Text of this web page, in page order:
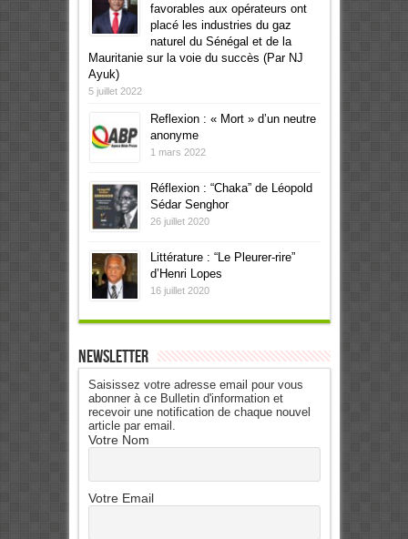
favorables aux opérateurs ont
placé les industries du gaz
naturel du Sénégal et de la
Mauritanie sur la voie du succès (Par NJ
Ayuk)
5 juillet 2022
Reflexion : « Mort » d’un neutre
anonyme
1 mars 2022
Réflexion : “Chaka” de Léopold
Sédar Senghor
26 juillet 2020
Littérature : “Le Pleurer-rire”
d’Henri Lopes
16 juillet 2020
Newsletter
Saisissez votre adresse email pour vous
abonner à ce Bulletin d'information et
recevoir une notification de chaque nouvel
article par email.
Votre Nom
Votre Email